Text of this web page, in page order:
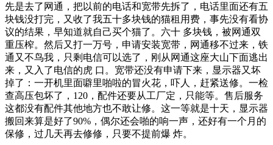
先是去了网通，把以前的电话和宽带先拆了，电话里面还有五
块钱没打完，又收了我五十多块钱的猫租用费，事先没有看协
议的结果，早知道就自己买个猫了。六十 多块钱，被网通双
重压榨。然后又打一万号，申请安装宽带，网通移不过来，铁
通又不鸟我，只剩电信可以选了，刚从网通这座大山下面逃出
来，又入了电信的虎 口。宽带还没有申请下来，显示器又坏
掉了：一开机里面噼里啪啦的冒火花，吓人，赶紧送修。一检
查高压包坏了，120，配件还要从工厂定，只能等。售后服务
这都没有配件其他地方也不敢让修。这一等就是十天，显示器
搬回来算是好了90%，偶尔还会啪的响一声，还好有一个月的
保修，过几天再去修修，只要不提前爆 炸。